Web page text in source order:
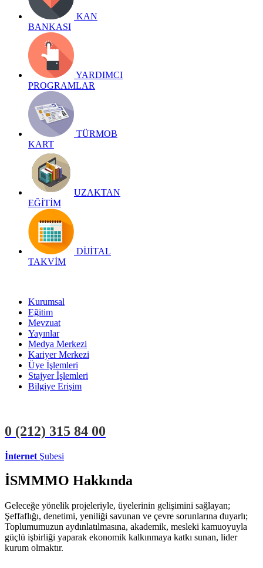
KAN
BANKASI
YARDIMCI
PROGRAMLAR
TÜRMOB
KART
UZAKTAN
EĞİTİM
DİJİTAL
TAKVİM
Kurumsal
Eğitim
Mevzuat
Yayınlar
Medya Merkezi
Kariyer Merkezi
Üye İşlemleri
Stajyer İşlemleri
Bilgiye Erişim
0 (212) 315 84 00
İnternet Şubesi
İSMMMO Hakkında
Geleceğe yönelik projeleriyle, üyelerinin gelişimini sağlayan;
Şeffaflığı, denetimi, yeniliği savunan ve çevre sorunlarına duyarlı;
Toplumumuzun aydınlatılmasına, akademik, mesleki kamuoyuyla
güçlü işbirliği yaparak ekonomik kalkınmaya katkı sunan, lider
kurum olmaktır.